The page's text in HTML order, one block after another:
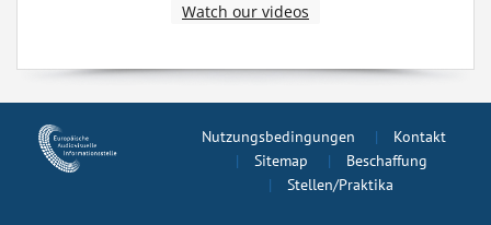
Watch our videos
Nutzungsbedingungen
Kontakt
Sitemap
Beschaffung
Stellen/Praktika